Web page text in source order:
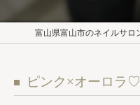
ピンク×オーロラ♡